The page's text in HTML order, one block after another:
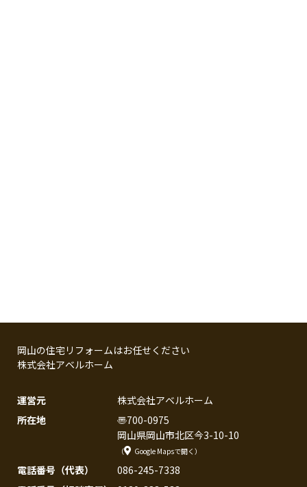
岡山の住宅リフォームはお任せください
株式会社アベルホーム
運営元
株式会社アベルホーム
所在地
〠700-0975
岡山県岡山市北区今3-10-10
（ Google Mapsで開く ）
電話番号（代表）
086-245-7338